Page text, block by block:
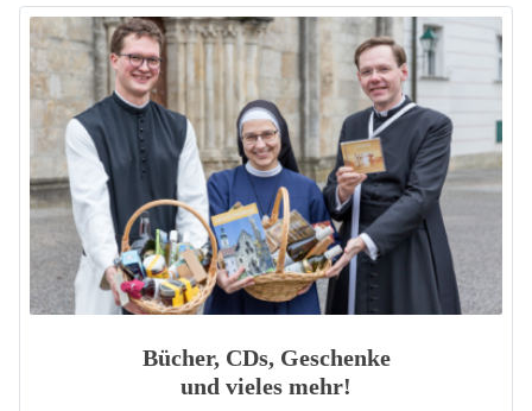
Bücher, CDs, Geschenke
und vieles mehr!